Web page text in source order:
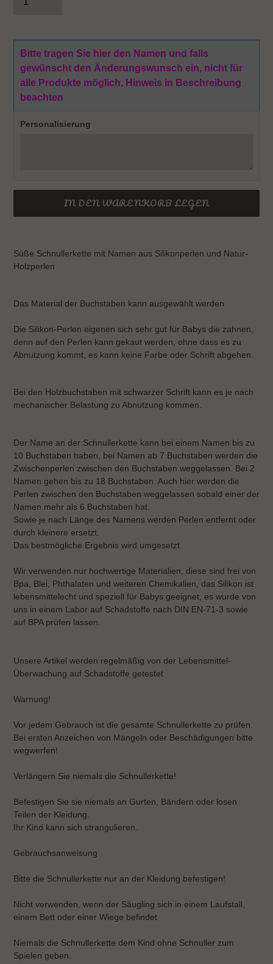
Bitte tragen Sie hier den Namen und falls
gewünscht den Änderungswunsch ein, nicht für
alle Produkte möglich, Hinweis in Beschreibung
beachten
Personalisierung
IN DEN WARENKORB LEGEN
zum
Warenkorb
Süße Schnullerkette mit Namen aus Silikonperlen und Natur-
Holzperlen
Das Material der Buchstaben kann ausgewählt werden
Die Silikon-Perlen eigenen sich sehr gut für Babys die zahnen,
denn auf den Perlen kann gekaut werden, ohne dass es zu
Abnutzung kommt, es kann keine Farbe oder Schrift abgehen.
Bei den Holzbuchstaben mit schwarzer Schrift kann es je nach
mechanischer Belastung zu Abnutzung kommen.
Der Name an der Schnullerkette kann bei einem Namen bis zu
10 Buchstaben haben, bei Namen ab 7 Buchstaben werden die
Zwischenperlen zwischen den Buchstaben weggelassen. Bei 2
Namen gehen bis zu 18 Buchstaben. Auch hier werden die
Perlen zwischen den Buchstaben weggelassen sobald einer der
Namen mehr als 6 Buchstaben hat.
Sowie je nach Länge des Namens werden Perlen entfernt oder
durch kleinere ersetzt.
Das bestmögliche Ergebnis wird umgesetzt.
Wir verwenden nur hochwertige Materialien, diese sind frei von
Bpa, Blei, Phthalaten und weiteren Chemikalien, das Silikon ist
lebensmittelecht und speziell für Babys geeignet, es wurde von
uns in einem Labor auf Schadstoffe nach DIN EN-71-3 sowie
auf BPA prüfen lassen.
Unsere Artikel werden regelmäßig von der Lebensmittel-
Überwachung auf Schadstoffe getestet
Warnung!
Vor jedem Gebrauch ist die gesamte Schnullerkette zu prüfen.
Bei ersten Anzeichen von Mängeln oder Beschädigungen bitte
wegwerfen!
Verlängern Sie niemals die Schnullerkette!
Befestigen Sie sie niemals an Gurten, Bändern oder losen
Teilen der Kleidung.
Ihr Kind kann sich strangulieren.
Gebrauchsanweisung
Bitte die Schnullerkette nur an der Kleidung befestigen!
Nicht verwenden, wenn der Säugling sich in einem Laufstall,
einem Bett oder einer Wiege befindet
Niemals die Schnullerkette dem Kind ohne Schnuller zum
Spielen geben.